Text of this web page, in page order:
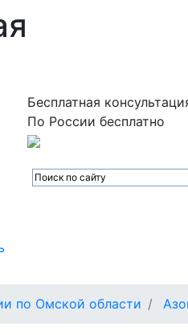
Бесплатная
По России бесплатно
по Омской области